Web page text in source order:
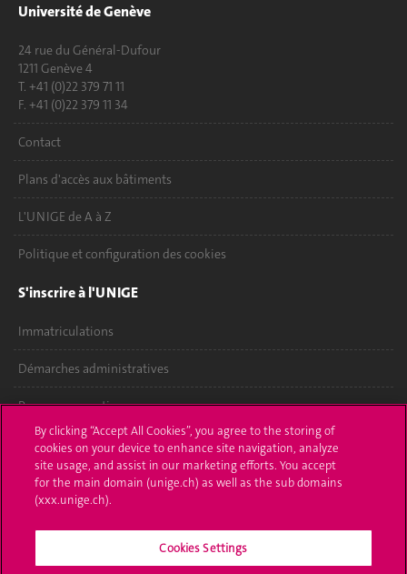
Université de Genève
24 rue du Général-Dufour
1211 Genève 4
T. +41 (0)22 379 71 11
F. +41 (0)22 379 11 34
Contact
Plans d'accès aux bâtiments
L'UNIGE de A à Z
Politique et configuration des cookies
S'inscrire à l'UNIGE
Immatriculations
Démarches administratives
Poser une question
L'UNIGE vous informe
UNIGE Mobile
By clicking “Accept All Cookies”, you agree to the storing of
cookies on your device to enhance site navigation, analyze
site usage, and assist in our marketing efforts. You accept
for the main domain (unige.ch) as well as the sub domains
(xxx.unige.ch).
Cookies Settings